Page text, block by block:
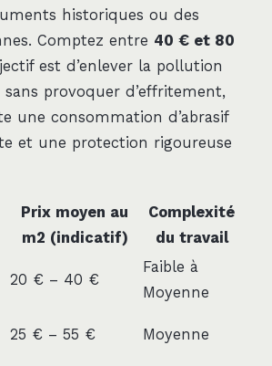
historiques ou des
Comptez entre 40 € et 80
est d’enlever la pollution
provoquer d’effritement,
une consommation d’abrasif
et une protection rigoureuse
Prix moyen au
m2 (indicatif)
Complexité
du travail
20 € – 40 €
Faible à
Moyenne
25 € – 55 € Moyenne